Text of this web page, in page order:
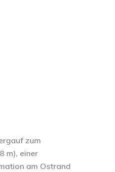
zum
m), einer
am Ostrand